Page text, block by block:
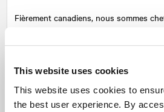
This website uses cookies
This website uses cookies to
the best user experience. By
Fièrement canadiens, nous sommes
d’être au cœur de tout ce qui est
En plus de les conseiller pour leurs
d’aujourd’hui, notre rôle est d’offrir à